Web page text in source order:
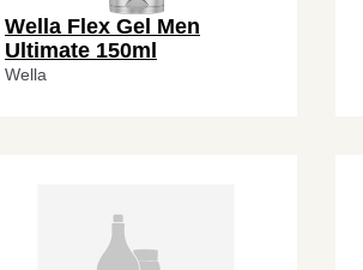
Wella Flex Gel Men
Ultimate 150ml
Wella